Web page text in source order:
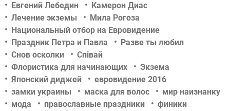
Евгений Лебедин
Камерон Диас
Лечение экземы
Мила Рогоза
Национальный отбор на Евровидение
Праздник Петра и Павла
Разве ты любил
Снов осколки
Співай
Флористика для начинающих
Экзема
Японский диджей
евровидение 2016
замки украины
маска для волос
мир наизнанку
мода
православные праздники
финики